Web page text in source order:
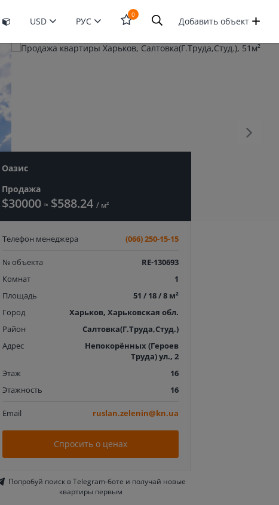
USD РУС
0
ОткрытьДобавить объект
Оазис
Продажа
$30000 ≈ $588.24/ м²
Телефон менеджера (066) 250-15-15
№ объекта
RE-130693
Комнат
1
Площадь
51 / 18 / 8 м²
Город
Харьков, Харьковская обл.
Район
Салтовка(Г.Труда,Студ.)
Адрес
Непокорённых (Героев
Труда) ул., 2
Этаж
16
Этажность
16
Email ruslan.zelenin@kn.ua
Спросить о ценах
Попробуй поиск в Telegram-боте и получай новые
квартиры первым